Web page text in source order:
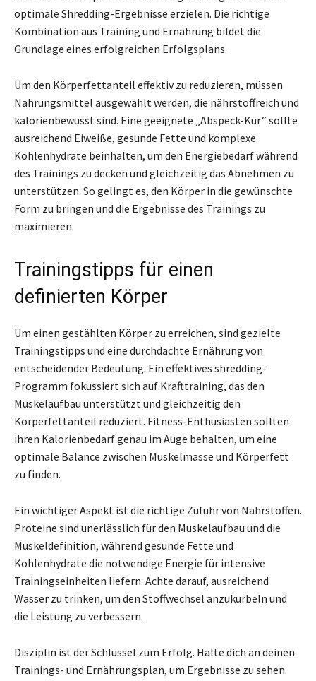
optimale Shredding-Ergebnisse erzielen. Die richtige
Kombination aus Training und Ernährung bildet die
Grundlage eines erfolgreichen Erfolgsplans.
Um den Körperfettanteil effektiv zu reduzieren, müssen
Nahrungsmittel ausgewählt werden, die nährstoffreich und
kalorienbewusst sind. Eine geeignete „Abspeck-Kur“ sollte
ausreichend Eiweiße, gesunde Fette und komplexe
Kohlenhydrate beinhalten, um den Energiebedarf während
des Trainings zu decken und gleichzeitig das Abnehmen zu
unterstützen. So gelingt es, den Körper in die gewünschte
Form zu bringen und die Ergebnisse des Trainings zu
maximieren.
Trainingstipps für einen
definierten Körper
Um einen gestählten Körper zu erreichen, sind gezielte
Trainingstipps und eine durchdachte Ernährung von
entscheidender Bedeutung. Ein effektives shredding-
Programm fokussiert sich auf Krafttraining, das den
Muskelaufbau unterstützt und gleichzeitig den
Körperfettanteil reduziert. Fitness-Enthusiasten sollten
ihren Kalorienbedarf genau im Auge behalten, um eine
optimale Balance zwischen Muskelmasse und Körperfett
zu finden.
Ein wichtiger Aspekt ist die richtige Zufuhr von Nährstoffen.
Proteine sind unerlässlich für den Muskelaufbau und die
Muskeldefinition, während gesunde Fette und
Kohlenhydrate die notwendige Energie für intensive
Trainingseinheiten liefern. Achte darauf, ausreichend
Wasser zu trinken, um den Stoffwechsel anzukurbeln und
die Leistung zu verbessern.
Disziplin ist der Schlüssel zum Erfolg. Halte dich an deinen
Trainings- und Ernährungsplan, um Ergebnisse zu sehen.